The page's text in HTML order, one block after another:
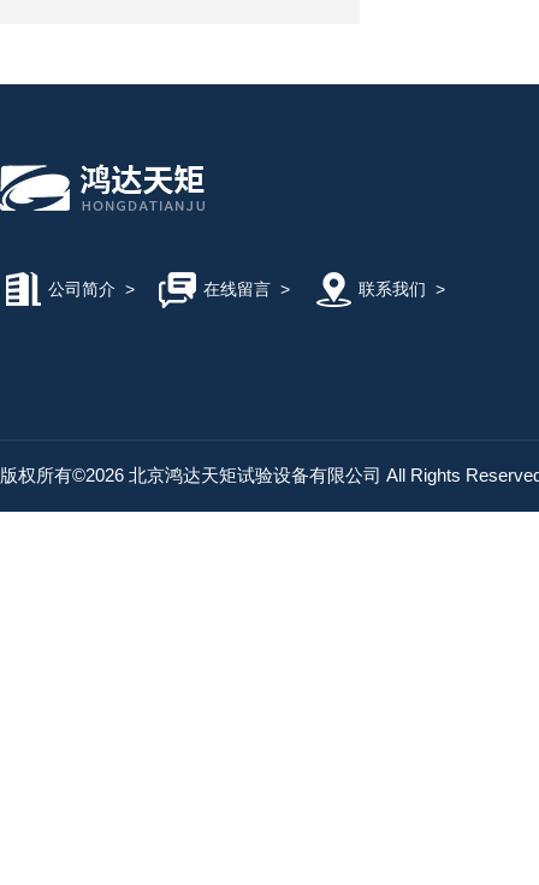
公司简介 > 在线留言> 联系我们 >
版权所有©2026 北京鸿达天矩试验设备有限公司 All Rights